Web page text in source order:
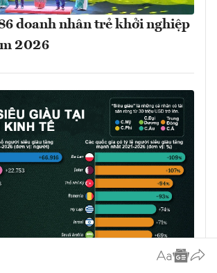
doanh nhân trẻ khởi nghiệp
2026
số người siêu giàu tăng